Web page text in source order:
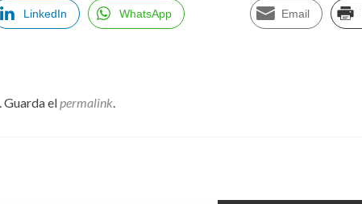
LinkedIn WhatsApp Email
. Guarda el permalink